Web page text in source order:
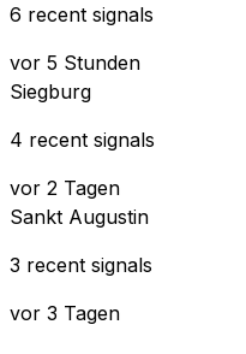
6 recent signals
vor 5 Stunden
Siegburg
4 recent signals
vor 2 Tagen
Sankt Augustin
3 recent signals
vor 3 Tagen